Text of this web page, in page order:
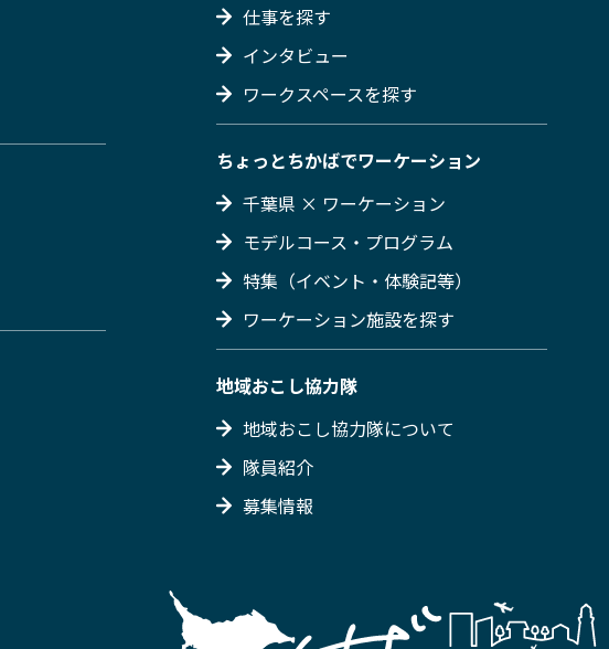
仕事を探す
インタビュー
ワークスペースを探す
ちょっとちかばでワーケーション
千葉県 × ワーケーション
モデルコース・プログラム
特集（イベント・体験記等）
ワーケーション施設を探す
地域おこし協力隊
地域おこし協力隊について
隊員紹介
募集情報